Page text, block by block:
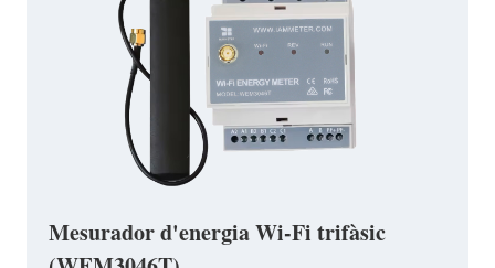
Mesurador d'energia Wi-Fi trifàsic